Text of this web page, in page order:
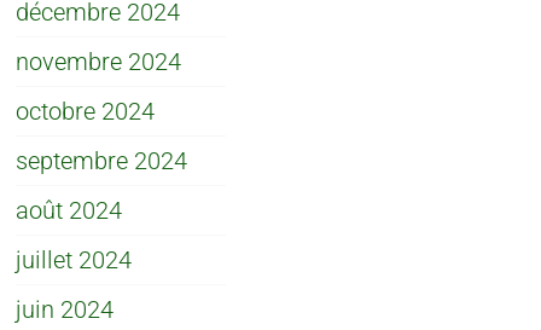
décembre 2024
novembre 2024
octobre 2024
septembre 2024
août 2024
juillet 2024
juin 2024